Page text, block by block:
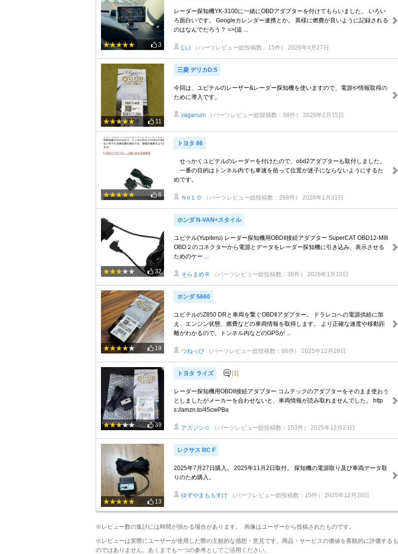
3
レーダー探知機YK-3100に一緒にOBDアダプターを付けてもらいました。 いろい
ろ面白いです。 Googleカレンダー連携とか。 異様に燃費が良いように記録される
のはなんでだろう？ =>(追 ...
(ふ) （パーツレビュー総投稿数：15件） 2026年4月27日
11
三菱 デリカD:5
今回は、ユピテルのレーザー&レーダー探知機を使いますので、電源や情報取得の
ために導入です。
yaganum （パーツレビュー総投稿数：68件） 2026年2月15日
6
トヨタ 86
せっかくユピテルのレーダーを付けたので、obd2アダプターも取付しました。
一番の目的はトンネル内でも車速を拾って位置が迷子にならないようにするた
めです。
Ｎo１０ （パーツレビュー総投稿数：268件） 2026年1月31日
32
ホンダ N-VAN+スタイル
ユピテル(Yupiteru) レーダー探知機用OBDII接続アダプター SuperCAT OBD12-MIII
OBD２のコネクターから電源とデータをレーダー探知機に引き込み、表示させる
ためのケー ...
そらまめＲ （パーツレビュー総投稿数：36件） 2026年1月10日
19
ホンダ S660
ユピテルのZ850 DRと車両を繋ぐOBDⅡアダプター。 ドラレコへの電源供給に加
え、エンジン状態、燃費などの車両情報を取得します。 より正確な速度や移動距
離がわかるので、トンネル内などのGPSが ...
つねっぴ （パーツレビュー総投稿数：86件） 2025年12月28日
39
トヨタ ライズ [1]
レーダー探知機用OBDII接続アダプター コムテックのアダプターをそのまま使おう
としましたがメーカーを合わせないと、車両情報が読み取れませんでした。 http
s://amzn.to/45cwPBa
アズジン☆ （パーツレビュー総投稿数：153件） 2025年12月23日
13
レクサス RC F
2025年7月27日購入。 2025年11月2日取付。 探知機の電源取り及び車両データ取
りのため購入。
ゆずやまももすけ （パーツレビュー総投稿数：15件） 2025年12月20日
※レビュー数の集計には時間が掛かる場合があります。 画像はユーザーから投稿されたものです。
※レビューは実際にユーザーが使用した際の主観的な感想・意見です。商品・サービスの価値を客観的に評価するも
のではありません。あくまでも一つの参考としてご活用ください。